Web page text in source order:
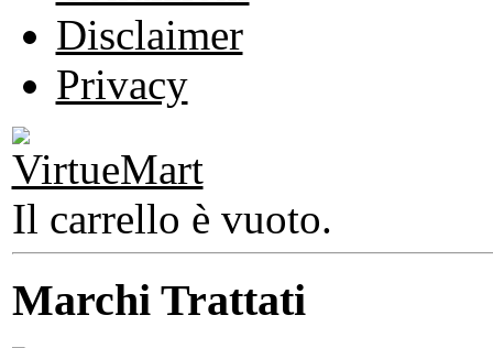
Disclaimer
Privacy
Il carrello è vuoto.
Marchi Trattati